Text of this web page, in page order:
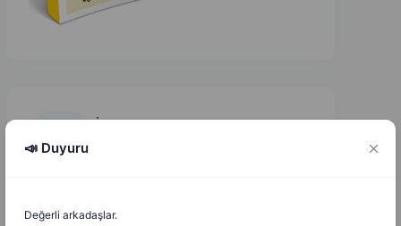
İzzet Eker
Öğrencilerden Felak suresinin anlamını incelemeleri
📣 Duyuru
Değerli arkadaşlar.